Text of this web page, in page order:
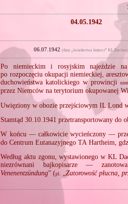
04.05.1942
06.07.1942(data „świadectwa śmierci” KL Dachau)
Po niemieckim i rosyjskim najeździe
po rozpoczęciu okupacji niemieckiej,
duchowieństwa katolickiego w prowincji
przez Niemców na terytorium okupowanej
Uwięziony w obozie przejściowym IL Lond
Stamtąd 30.10.1941 przetransportowany do
W końcu — całkowicie wycieńczony —
do Centrum Eutanazyjnego TA Hartheim,
Według aktu zgonu, wystawionego w KL
niezrównani bajkopisarze —
Venenentzündung” (pl. „Zatorowość płucna,